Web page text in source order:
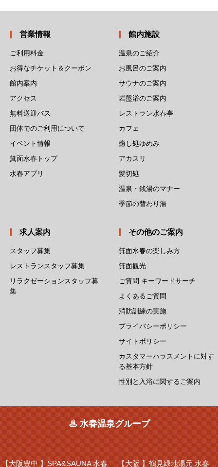
営業情報
ご利用料金
お得なチケット＆クーポン
館内案内
アクセス
無料送迎バス
団体でのご利用について
イベント情報
箕面水春トップ
水春アプリ
館内施設
温泉のご紹介
お風呂のご案内
サウナのご案内
岩盤浴のご案内
レストラン水春亭
カフェ
癒し処ゆめみ
アカスリ
髪切処
温泉・銭湯のマナー
季節の替わり湯
求人案内
スタッフ募集
レストランスタッフ募集
リラクゼーションスタッフ募
集
その他のご案内
箕面水春の楽しみ方
箕面観光
ご質問 キーワードサーチ
よくあるご質問
消防訓練の実施
プライバシーポリシー
サイトポリシー
カスタマーハラスメントに対す
る基本方針
性別と入浴に関するご案内
♨ 水春温泉グループ
【大阪豊中 】SPA&SAUNA 水春 【大阪 】鶴見緑地湯元 水春